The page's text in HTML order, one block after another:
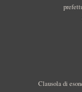
Clausola di